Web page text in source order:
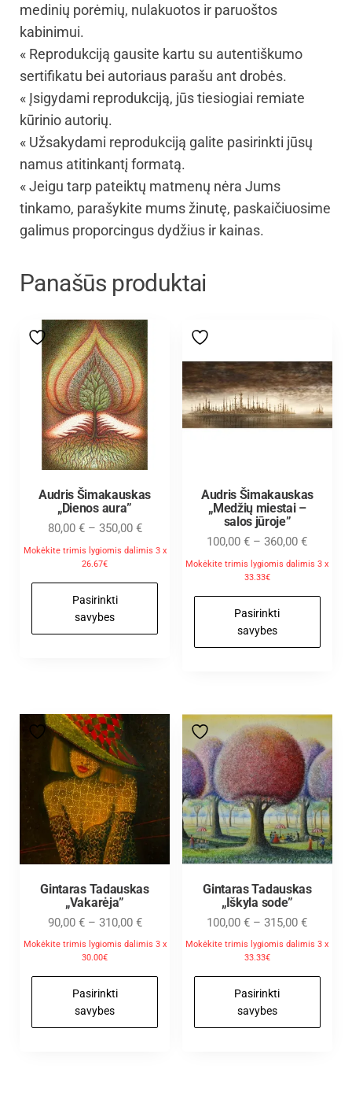
medinių porėmių, nulakuotos ir paruoštos
kabinimui.
« Reprodukciją gausite kartu su autentiškumo
sertifikatu bei autoriaus parašu ant drobės.
« Įsigydami reprodukciją, jūs tiesiogiai remiate
kūrinio autorių.
« Užsakydami reprodukciją galite pasirinkti jūsų
namus atitinkantį formatą.
« Jeigu tarp pateiktų matmenų nėra Jums
tinkamo, parašykite mums žinutę, paskaičiuosime
galimus proporcingus dydžius ir kainas.
Panašūs produktai
Audris Šimakauskas
„Dienos aura”
80,00 € – 350,00 €
Mokėkite trimis lygiomis dalimis 3 x
26.67€
Pasirinkti
savybes
Audris Šimakauskas
„Medžių miestai –
salos jūroje”
100,00€ – 360,00€
Mokėkite trimis lygiomis dalimis 3 x
33.33€
Pasirinkti
savybes
Gintaras Tadauskas
„Vakarėja”
90,00 € – 310,00 €
Mokėkite trimis lygiomis dalimis 3 x
30.00€
Pasirinkti
savybes
Gintaras Tadauskas
„Iškyla sode”
100,00€ – 315,00€
Mokėkite trimis lygiomis dalimis 3 x
33.33€
Pasirinkti
savybes